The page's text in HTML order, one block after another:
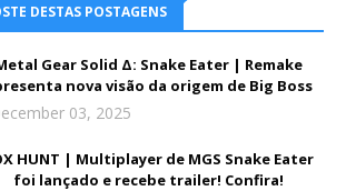
DESTAS POSTAGENS
Gear Solid Δ: Snake Eater | Remake
nova visão da origem de Big Boss
03, 2025
HUNT | Multiplayer de MGS Snake Eater
foi lançado e recebe trailer! Confira!